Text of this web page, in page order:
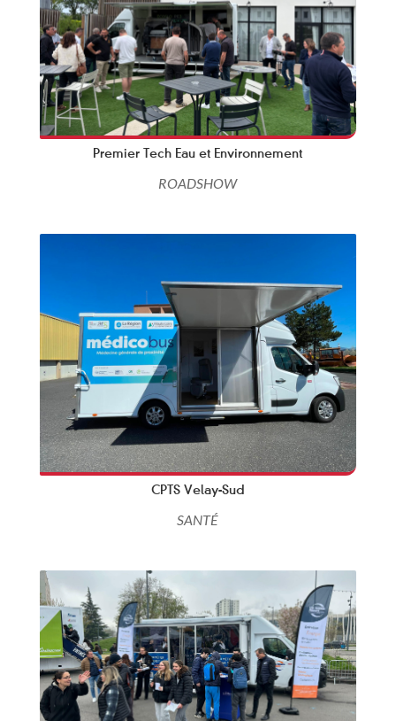
Premier Tech Eau et Environnement
ROADSHOW
CPTS Velay-Sud
SANTÉ